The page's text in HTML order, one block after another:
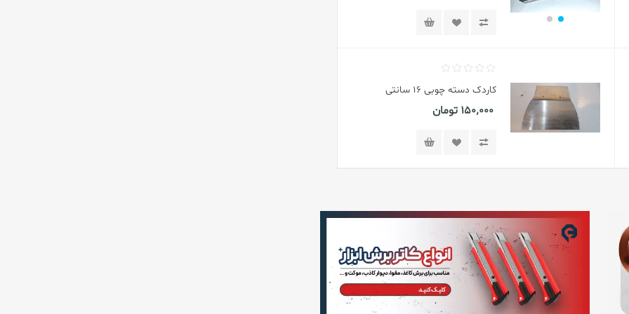
اتصال زانو 1/8 فیتینگ 6
150٬000 تومان